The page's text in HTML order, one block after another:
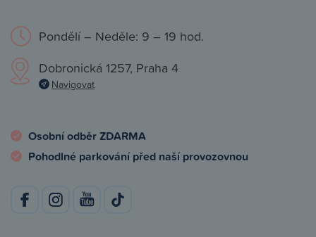
Pondělí – Neděle: 9 – 19 hod.
Dobronická 1257, Praha 4
Navigovat
Osobní odběr ZDARMA
Pohodlné parkování před naší provozovnou